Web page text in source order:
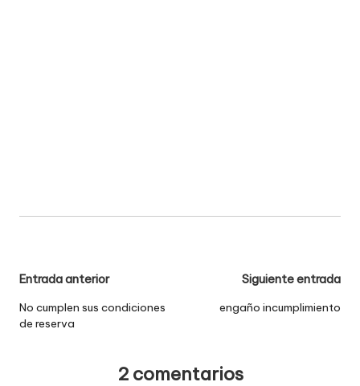
Navegación
de
entradas
Entrada anterior
No cumplen sus condiciones
de reserva
Siguiente entrada
engaño incumplimiento
2 comentarios